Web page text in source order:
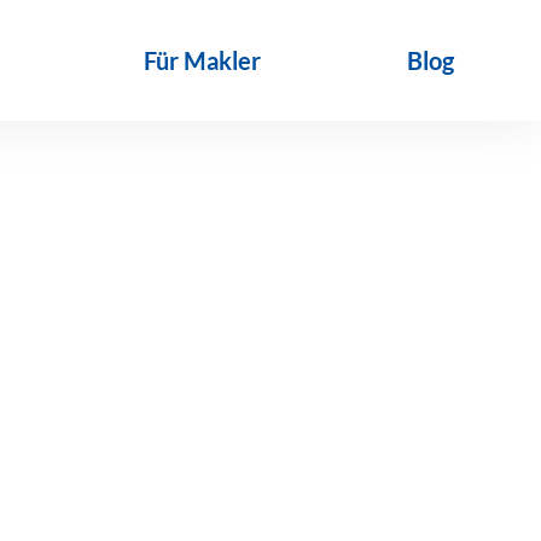
Für Makler Blog